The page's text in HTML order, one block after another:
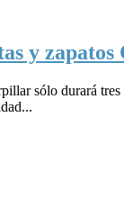
y
sólo durará